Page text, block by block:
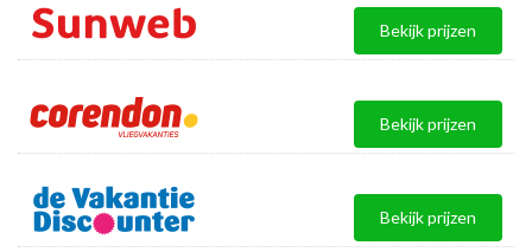
Bekijk prijzen
Bekijk prijzen
Bekijk prijzen